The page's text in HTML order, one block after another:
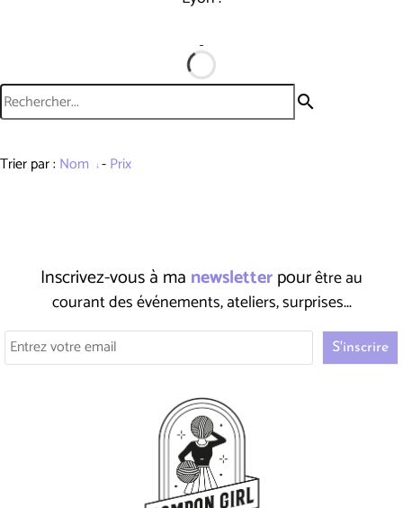
search
Trier par : Nom -Prix
Inscrivez-vous à ma newsletterpourêtre au
courant des événements, ateliers, surprises...